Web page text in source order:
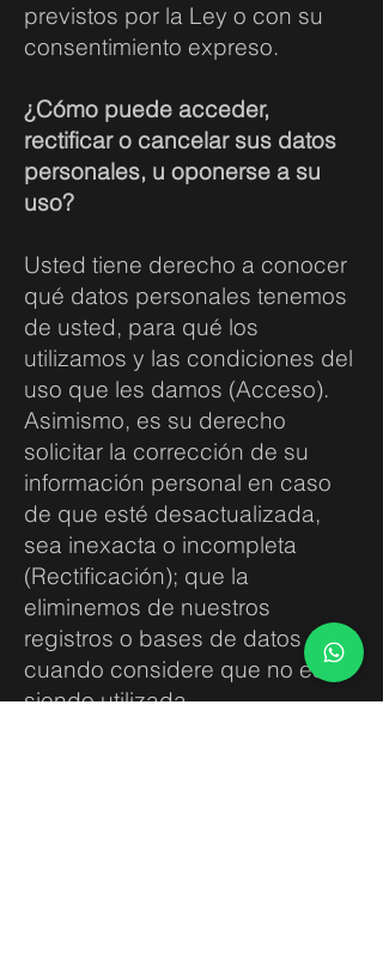
previstos por la Ley o con su
consentimiento expreso.
¿Cómo puede acceder,
rectificar o cancelar sus datos
personales, u oponerse a su
uso?
Usted tiene derecho a conocer
qué datos personales tenemos
de usted, para qué los
utilizamos y las condiciones del
uso que les damos (Acceso).
Asimismo, es su derecho
solicitar la corrección de su
información personal en caso
de que esté desactualizada,
sea inexacta o incompleta
(Rectificación); que la
eliminemos de nuestros
registros o bases de datos
cuando considere que no está
siendo utilizada